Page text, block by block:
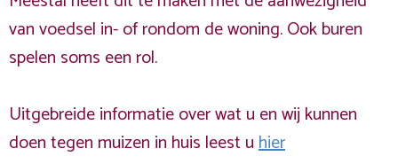
van voedsel in- of rondom de woning. Ook buren
spelen soms een rol.
Uitgebreide informatie over wat u en wij kunnen
doen tegen muizen in huis leest uhier